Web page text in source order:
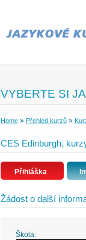
VYBERTE SI
Home» Přehled kurzů»
CES Edinburgh,
Přihláška
Žádost o další
Škola: